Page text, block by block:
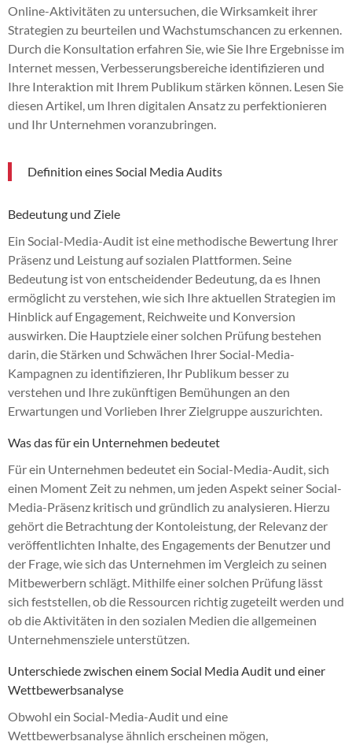
Online-Aktivitäten zu untersuchen, die Wirksamkeit ihrer
Strategien zu beurteilen und Wachstumschancen zu erkennen.
Durch die Konsultation erfahren Sie, wie Sie Ihre Ergebnisse im
Internet messen, Verbesserungsbereiche identifizieren und
Ihre Interaktion mit Ihrem Publikum stärken können. Lesen Sie
diesen Artikel, um Ihren digitalen Ansatz zu perfektionieren
und Ihr Unternehmen voranzubringen.
Definition eines Social Media Audits
Bedeutung und Ziele
Ein Social-Media-Audit ist eine methodische Bewertung Ihrer
Präsenz und Leistung auf sozialen Plattformen. Seine
Bedeutung ist von entscheidender Bedeutung, da es Ihnen
ermöglicht zu verstehen, wie sich Ihre aktuellen Strategien im
Hinblick auf Engagement, Reichweite und Konversion
auswirken. Die Hauptziele einer solchen Prüfung bestehen
darin, die Stärken und Schwächen Ihrer Social-Media-
Kampagnen zu identifizieren, Ihr Publikum besser zu
verstehen und Ihre zukünftigen Bemühungen an den
Erwartungen und Vorlieben Ihrer Zielgruppe auszurichten.
Was das für ein Unternehmen bedeutet
Für ein Unternehmen bedeutet ein Social-Media-Audit, sich
einen Moment Zeit zu nehmen, um jeden Aspekt seiner Social-
Media-Präsenz kritisch und gründlich zu analysieren. Hierzu
gehört die Betrachtung der Kontoleistung, der Relevanz der
veröffentlichten Inhalte, des Engagements der Benutzer und
der Frage, wie sich das Unternehmen im Vergleich zu seinen
Mitbewerbern schlägt. Mithilfe einer solchen Prüfung lässt
sich feststellen, ob die Ressourcen richtig zugeteilt werden und
ob die Aktivitäten in den sozialen Medien die allgemeinen
Unternehmensziele unterstützen.
Unterschiede zwischen einem Social Media Audit und einer
Wettbewerbsanalyse
Obwohl ein Social-Media-Audit und eine
Wettbewerbsanalyse ähnlich erscheinen mögen,